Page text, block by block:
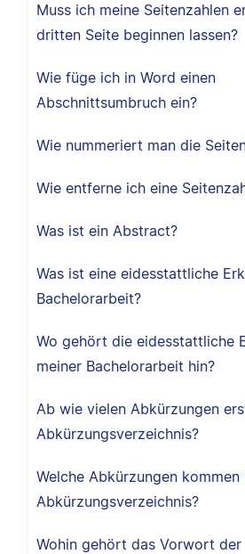
Muss ich meine Seitenzahlen
dritten Seite beginnen lassen?
Wie füge ich in Word einen
Abschnittsumbruch ein?
Wie nummeriert man die
Wie entferne ich eine
Was ist ein Abstract?
Was ist eine eidesstattliche
Bachelorarbeit?
Wo gehört die eidesstattliche
meiner Bachelorarbeit hin?
Ab wie vielen Abkürzungen
Abkürzungsverzeichnis?
Welche Abkürzungen kommen
Abkürzungsverzeichnis?
Wohin gehört das Vorwort der